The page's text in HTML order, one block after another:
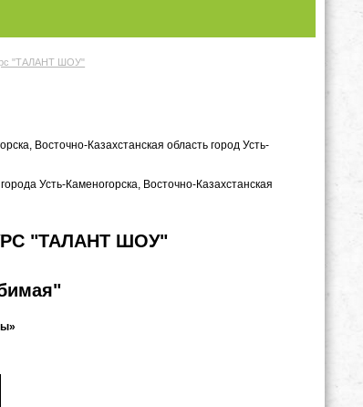
"ТАЛАНТ ШОУ"
Восточно-Казахстанская область город Усть-
Усть-Каменогорска, Восточно-Казахстанская
"ТАЛАНТ ШОУ"